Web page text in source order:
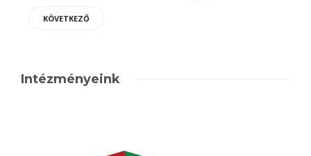
KÖVETKEZŐ
Intézményeink